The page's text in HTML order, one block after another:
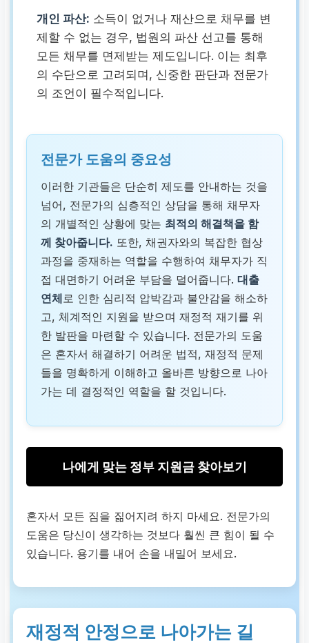
개인 파산: 소득이 없거나 재산으로 채무를 변
제할 수 없는 경우, 법원의 파산 선고를 통해
모든 채무를 면제받는 제도입니다. 이는 최후
의 수단으로 고려되며, 신중한 판단과 전문가
의 조언이 필수적입니다.
전문가 도움의 중요성
이러한 기관들은 단순히 제도를 안내하는 것을
넘어, 전문가의 심층적인 상담을 통해 채무자
의 개별적인 상황에 맞는 최적의 해결책을 함
께 찾아줍니다. 또한, 채권자와의 복잡한 협상
과정을 중재하는 역할을 수행하여 채무자가 직
접 대면하기 어려운 부담을 덜어줍니다.대출
연체 로 인한 심리적 압박감과 불안감을 해소하
고, 체계적인 지원을 받으며 재정적 재기를 위
한 발판을 마련할 수 있습니다. 전문가의 도움
은 혼자서 해결하기 어려운 법적, 재정적 문제
들을 명확하게 이해하고 올바른 방향으로 나아
가는 데 결정적인 역할을 할 것입니다.
나에게 맞는 정부 지원금 찾아보기
혼자서 모든 짐을 짊어지려 하지 마세요. 전문가의
도움은 당신이 생각하는 것보다 훨씬 큰 힘이 될 수
있습니다. 용기를 내어 손을 내밀어 보세요.
재정적 안정으로 나아가는 길